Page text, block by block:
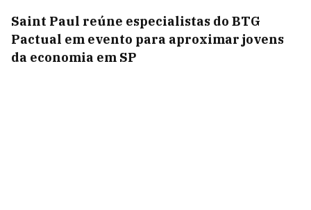
Saint Paul reúne especialistas do BTG
Pactual em evento para aproximar jovens
da economia em SP